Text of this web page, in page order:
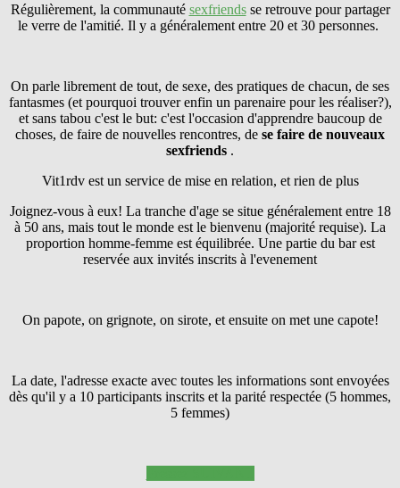
Régulièrement, la communauté sexfriendsse retrouve pour partager
le verre de l'amitié. Il y a généralement entre 20 et 30 personnes.
On parle librement de tout, de sexe, des pratiques de chacun, de ses
fantasmes (et pourquoi trouver enfin un parenaire pour les réaliser?),
et sans tabou c'est le but: c'est l'occasion d'apprendre baucoup de
choses, de faire de nouvelles rencontres, de se faire de nouveaux
sexfriends .
Vit1rdv est un service de mise en relation, et rien de plus
Joignez-vous à eux! La tranche d'age se situe généralement entre 18
à 50 ans, mais tout le monde est le bienvenu (majorité requise). La
proportion homme-femme est équilibrée. Une partie du bar est
reservée aux invités inscrits à l'evenement
On papote, on grignote, on sirote, et ensuite on met une capote!
La date, l'adresse exacte avec toutes les informations sont envoyées
dès qu'il y a 10 participants inscrits et la parité respectée (5 hommes,
5 femmes)